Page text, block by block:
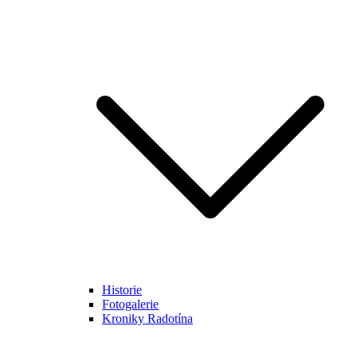
Historie
Fotogalerie
Kroniky Radotína